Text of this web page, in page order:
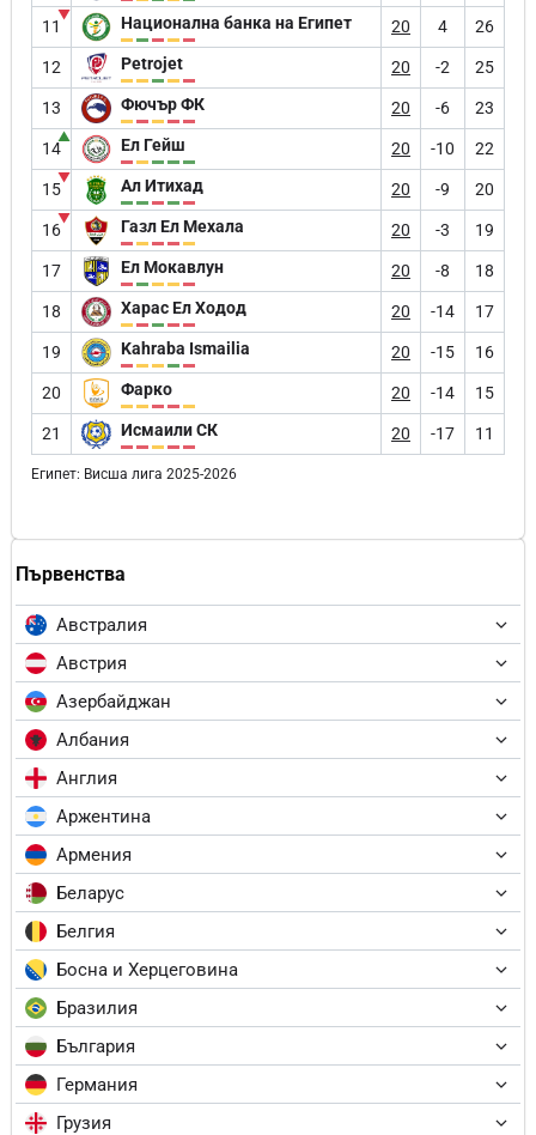
Първенства
Австралия
Австрия
Азербайджан
Албания
Англия
Аржентина
Армения
Беларус
Белгия
Босна и Херцеговина
Бразилия
България
Германия
Грузия
11
▼ Национална банка на Египет 20 4 26
12 Petrojet 20 -2 25
13 Фючър ФК 20 -6 23
14
▲ Ел Гейш 20 -10 22
15
▼ Ал Итихад 20 -9 20
16
▼ Газл Ел Мехала 20 -3 19
17 Ел Мокавлун 20 -8 18
18 Харас Ел Ходод 20 -14 17
19 Kahraba Ismailia 20 -15 16
20 Фарко 20 -14 15
21 Исмаили СК 20 -17 11
Египет: Висша лига 2025-2026